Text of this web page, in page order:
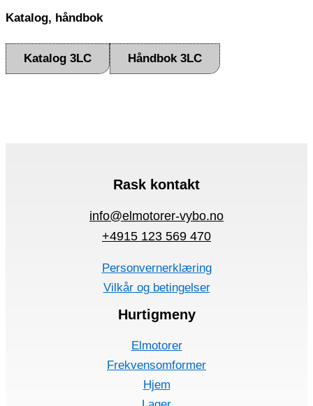
Katalog, håndbok
Katalog 3LC Håndbok 3LC
Rask kontakt
info@elmotorer-vybo.no
+4915 123 569 470
Personvernerklæring
Vilkår og betingelser
Hurtigmeny
Elmotorer
Frekvensomformer
Hjem